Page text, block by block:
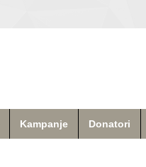
Kampanje Donatori